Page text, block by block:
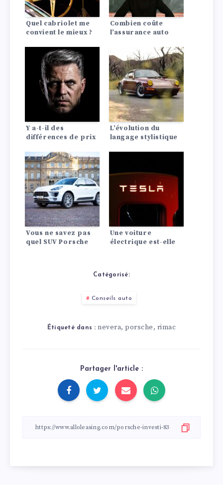
Quel cabriolet me
convient le mieux ?
Combien coûte
l’assurance auto
Y a-t-il des
différences de prix
entre les Lada?
L’évolution du
langage stylistique
moderne
Vous ne savez pas
quel SUV Porsche
Une voiture
électrique est-elle
combustion
Catégorisé:
Conseils auto
Étiqueté dans : nevera, porsche, rimac
Partager l'article :